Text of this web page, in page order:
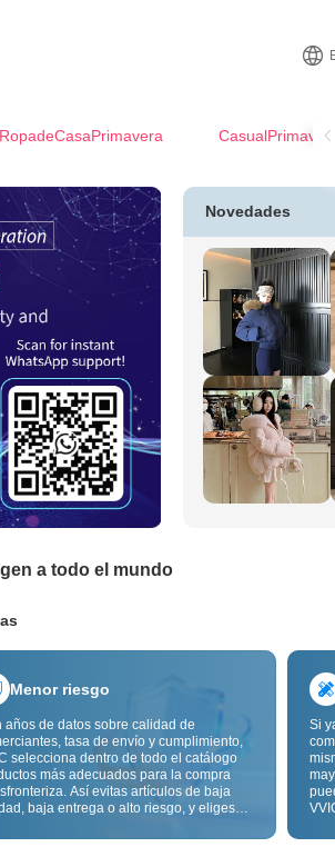
RopadeCasaPrimavera
Novedades
a todo el mundo
Menor riesgo
años de datos sobre calidad de
tasa de envío y cumplimiento,
selecciona dentro de todo el catálogo
más adecuados para la compra
Así evitas artículos de baja
baja entrega o alto riesgo, y eliges
transfronteriza y las etiquetas de
Si